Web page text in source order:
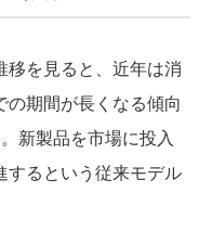
を見ると、近年は消
期間が長くなる傾向
新製品を市場に投入
するという従来モデル